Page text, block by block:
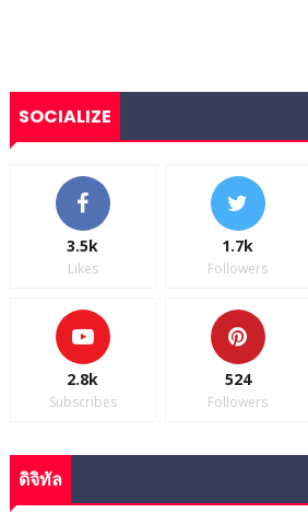
SOCIALIZE
3.5k
Likes
1.7k
Followers
2.8k
Subscribes
524
Followers
ดิจิทัล